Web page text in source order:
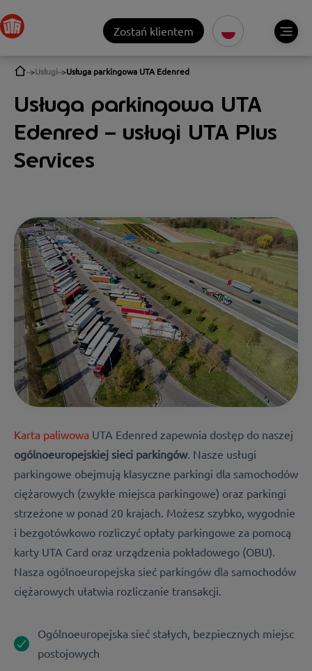
Zostań klientem
Usługi Usługa parkingowa UTA Edenred
Usługa parkingowa UTA
Edenred – usługi UTA Plus
Services
Karta paliwowa UTA Edenred zapewnia dostęp do naszej
ogólnoeuropejskiej sieci parkingów. Nasze usługi
parkingowe obejmują klasyczne parkingi dla samochodów
ciężarowych (zwykłe miejsca parkingowe) oraz parkingi
strzeżone w ponad 20 krajach. Możesz szybko, wygodnie
i bezgotówkowo rozliczyć opłaty parkingowe za pomocą
karty UTA Card oraz urządzenia pokładowego (OBU).
Nasza ogólnoeuropejska sieć parkingów dla samochodów
ciężarowych ułatwia rozliczanie transakcji.
Ogólnoeuropejska sieć stałych, bezpiecznych miejsc
postojowych